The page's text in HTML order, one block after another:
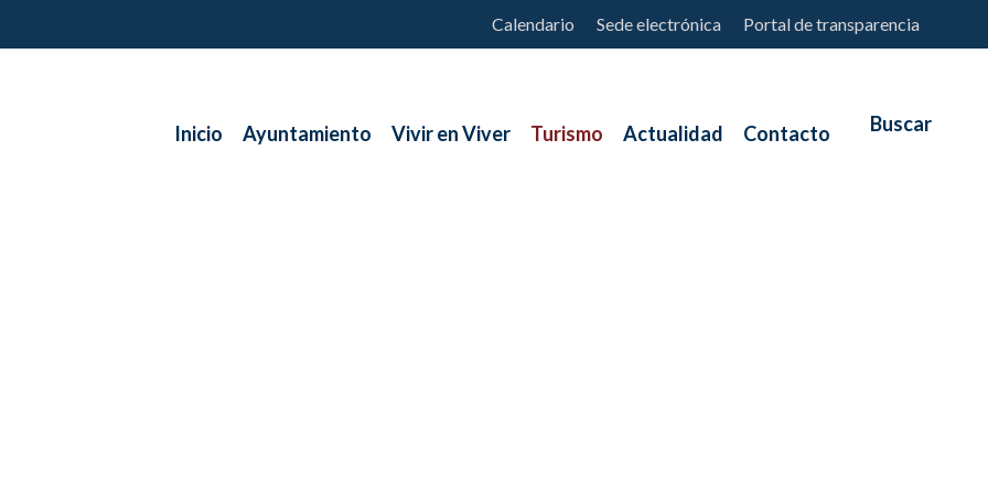
Calendario Sede electrónica Portal de transparencia
Inicio Ayuntamiento Vivir en Viver Turismo Actualidad Contacto